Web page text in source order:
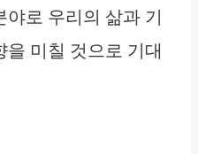
로 우리의 삶과 기
미칠 것으로 기대